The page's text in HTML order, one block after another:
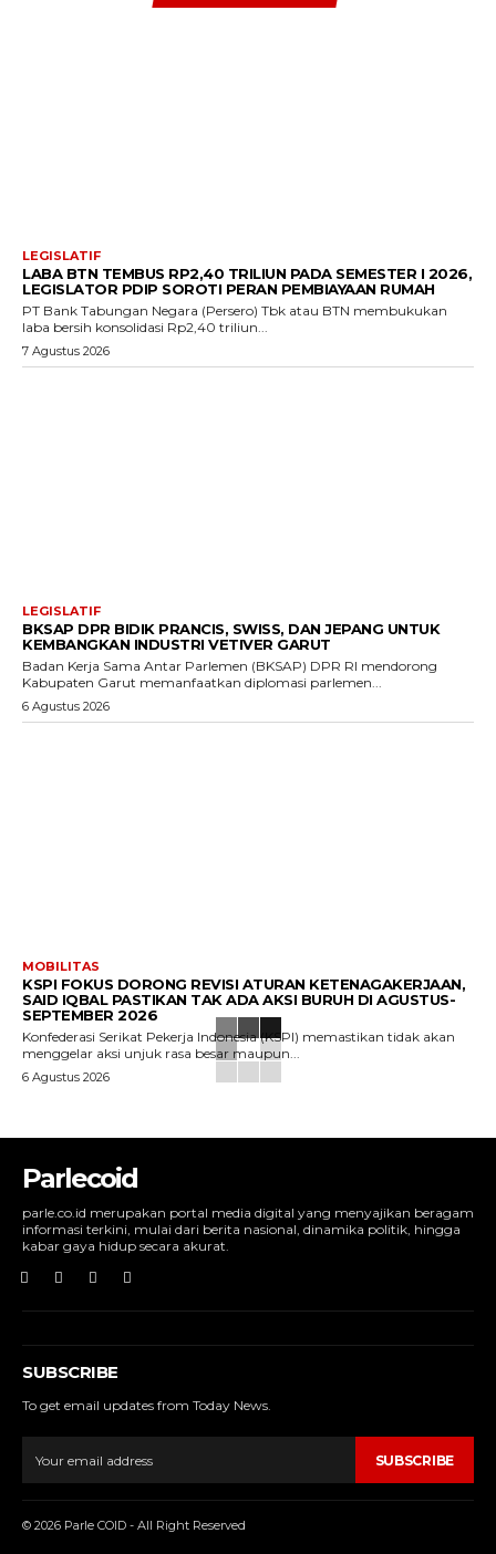
LEGISLATIF
LABA BTN TEMBUS RP2,40 TRILIUN PADA SEMESTER I 2026,
LEGISLATOR PDIP SOROTI PERAN PEMBIAYAAN RUMAH
PT Bank Tabungan Negara (Persero) Tbk atau BTN membukukan
laba bersih konsolidasi Rp2,40 triliun...
7 Agustus 2026
LEGISLATIF
BKSAP DPR BIDIK PRANCIS, SWISS, DAN JEPANG UNTUK
KEMBANGKAN INDUSTRI VETIVER GARUT
Badan Kerja Sama Antar Parlemen (BKSAP) DPR RI mendorong
Kabupaten Garut memanfaatkan diplomasi parlemen...
6 Agustus 2026
MOBILITAS
KSPI FOKUS DORONG REVISI ATURAN KETENAGAKERJAAN,
SAID IQBAL PASTIKAN TAK ADA AKSI BURUH DI AGUSTUS-
SEPTEMBER 2026
Konfederasi Serikat Pekerja Indonesia (KSPI) memastikan tidak akan
menggelar aksi unjuk rasa besar maupun...
6 Agustus 2026
Parlecoid
parle.co.id merupakan portal media digital yang menyajikan beragam
informasi terkini, mulai dari berita nasional, dinamika politik, hingga
kabar gaya hidup secara akurat.
SUBSCRIBE
To get email updates from Today News.
SUBSCRIBE
© 2026 Parle COID - All Right Reserved